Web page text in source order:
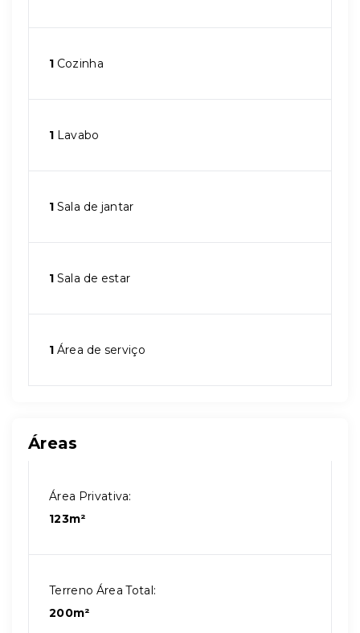
1 Cozinha
1 Lavabo
1 Sala de jantar
1 Sala de estar
1 Área de serviço
Áreas
Área Privativa:
123m²
Terreno Área Total:
200m²